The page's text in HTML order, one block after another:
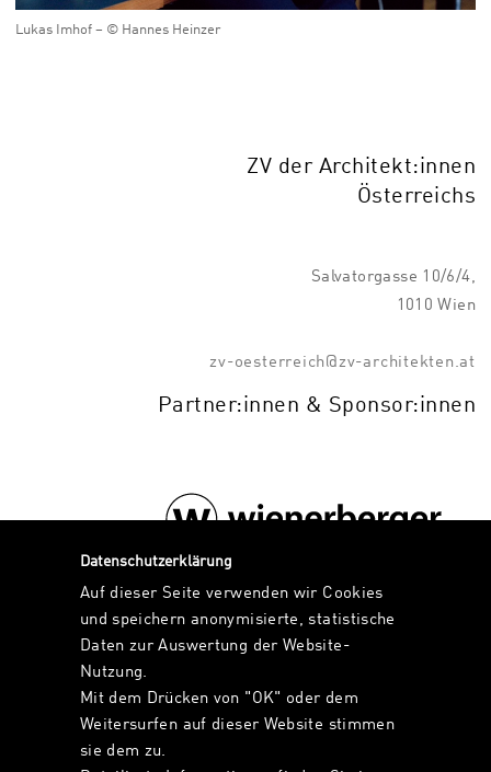
Lukas Imhof – © Hannes Heinzer
ZV der Architekt:innen
Österreichs
Salvatorgasse 10/6/4,
1010 Wien
zv-oesterreich@zv-architekten.at
Partner:innen & Sponsor:innen
IMPRESSUM
ZV IST TEIL DES NETZWERKS
Datenschutzerklärung
Auf dieser Seite verwenden wir Cookies
und speichern anonymisierte, statistische
Daten zur Auswertung der Website-
Nutzung.
Mit dem Drücken von "OK" oder dem
Weitersurfen auf dieser Website stimmen
sie dem zu.